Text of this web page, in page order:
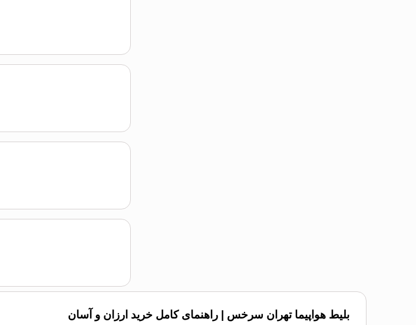
بلیط هواپیما تهران سرخس | راهنمای کامل خرید ارزان و آسان